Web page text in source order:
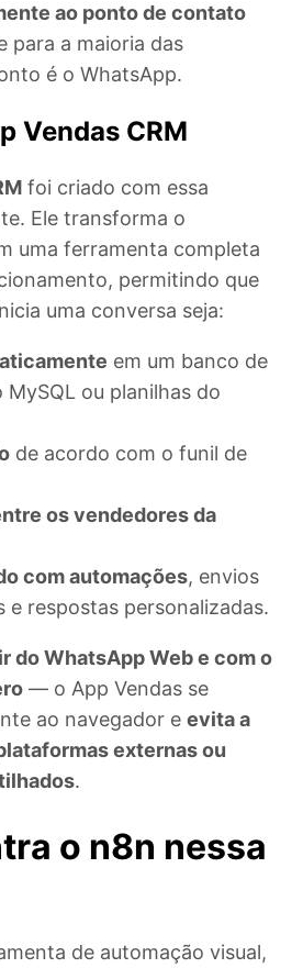
ao ponto de contato
para a maioria das
é o WhatsApp.
Vendas CRM
foi criado com essa
Ele transforma o
uma ferramenta completa
permitindo que
uma conversa seja:
em um banco de
ou planilhas do
de acordo com o funil de
os vendedores da
com automações, envios
e respostas personalizadas.
do WhatsApp Web e com o
— o App Vendas se
ao navegador e evita a
externas ou
.
o n8n nessa
de automação visual,